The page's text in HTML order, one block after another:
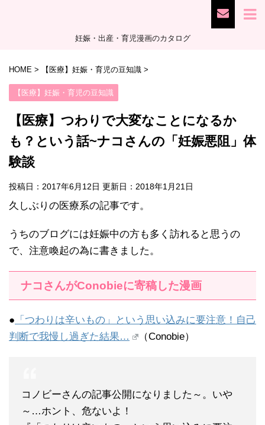
妊娠・出産・育児漫画のカタログ
HOME > 【医療】妊娠・育児の豆知識 >
【医療】妊娠・育児の豆知識
【医療】つわりで大変なことになるか
も？という話~ナコさんの「妊娠悪阻」体
験談
投稿日：2017年6月12日 更新日： 2018年1月21日
久しぶりの医療系の記事です。
うちのブログには妊娠中の方も多く訪れると思うの
で、注意喚起の為に書きました。
ナコさんがConobieに寄稿した漫画
● 「つわりは辛いもの」という思い込みに要注意！自己
判断で我慢し過ぎた結果…
（Conobie）
コノビーさんの記事公開になりました～。いや
～…ホント、危ないよ！